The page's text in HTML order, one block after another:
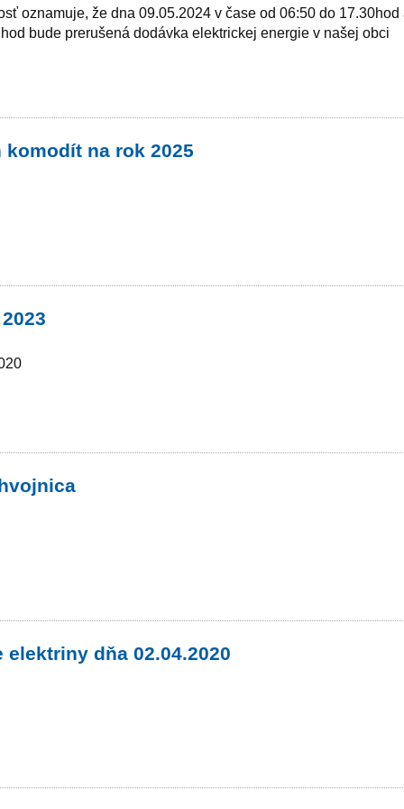
oznamuje, že dna 09.05.2024 v čase od 06:50 do 17.30hod
bude prerušená dodávka elektrickej energie v našej obci
komodít na rok 2025
dňa 02.04.2020